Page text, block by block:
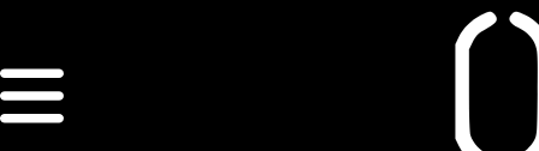
ORDRE DES
ARCHITECTES